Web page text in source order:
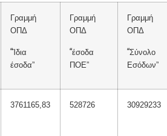
Γραμμή
ΟΠΔ
“Ίδια
έσοδα”
Γραμμή
ΟΠΔ
“έσοδα
ΠΟΕ”
Γραμμή
ΟΠΔ
“Σύνολο
Εσόδων”
3761165,83 528726 30929233